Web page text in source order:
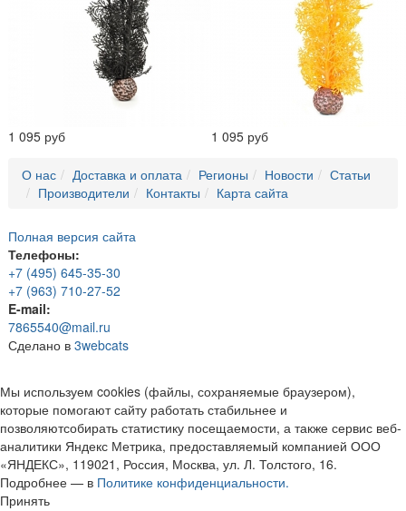
1 095 руб 1 095 руб
О нас Доставка и оплата Регионы Новости
Статьи
Производители
Контакты Карта сайта
Полная версия сайта
Телефоны:
+7 (495) 645-35-30
+7 (963) 710-27-52
E-mail:
7865540@mail.ru
Сделано в 3webcats
Мы используем cookies (файлы, сохраняемые браузером),
которые помогают сайту работать стабильнее и
позволяютсобирать статистику посещаемости, а также сервис веб-
аналитики Яндекс Метрика, предоставляемый компанией ООО
«ЯНДЕКС», 119021, Россия, Москва, ул. Л. Толстого, 16.
Подробнее — в Политике конфиденциальности.
Принять